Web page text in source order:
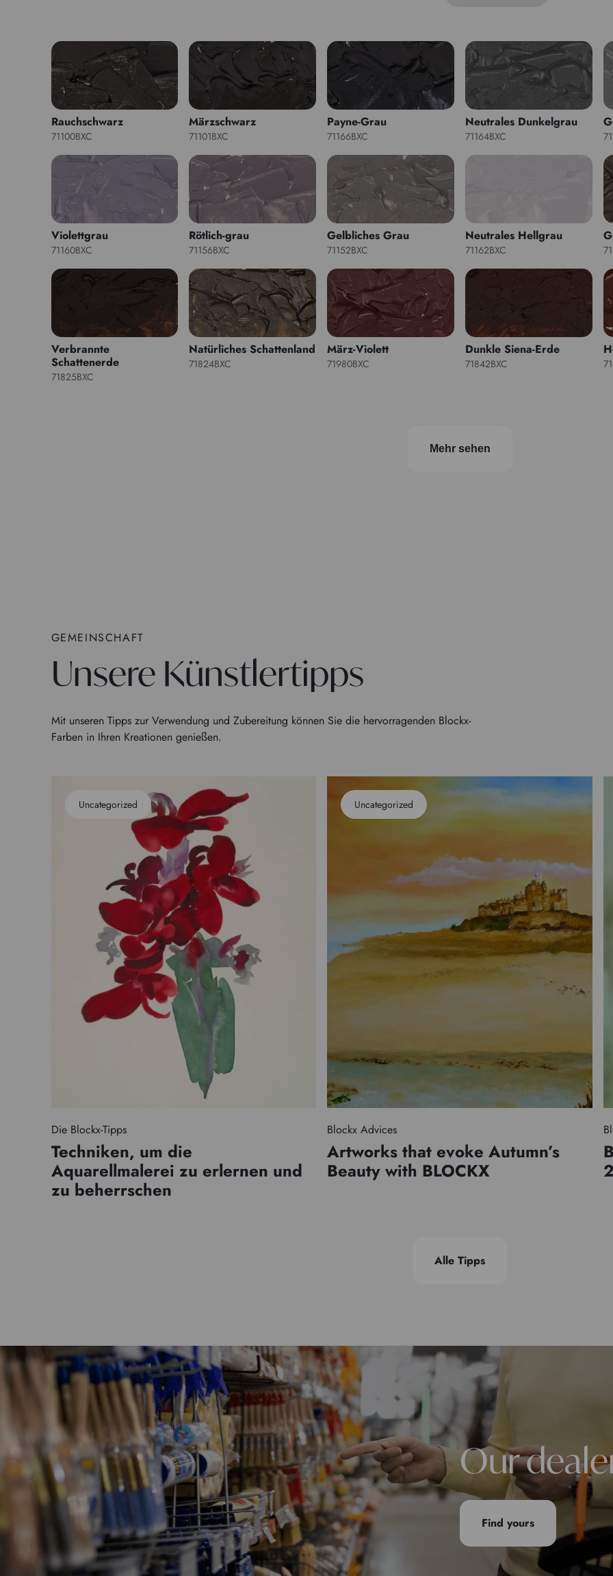
Rauchschwarz
71100BXC
Märzschwarz
71101BXC
Payne-Grau
71166BXC
Neutrales Dunkelgrau
71164BXC
Violettgrau
71160BXC
Rötlich-grau
71156BXC
Gelbliches Grau
71152BXC
Neutrales Hellgrau
71162BXC
Verbrannte
Schattenerde
71825BXC
Natürliches Schattenland
71824BXC
März-Violett
71980BXC
Dunkle Siena-Erde
71842BXC
Mehr sehen
GEMEINSCHAFT
Unsere Künstlertipps
Mit unseren Tipps zur Verwendung und Zubereitung können Sie die hervorragenden Blockx-
Farben in Ihren Kreationen genießen.
Uncategorized
Die Blockx-Tipps
Techniken, um die
Aquarellmalerei zu erlernen und
zu beherrschen
Uncategorized
Blockx Advices
Artworks that evoke Autumn’s
Beauty with BLOCKX
Alle Tipps
Our
Find yours